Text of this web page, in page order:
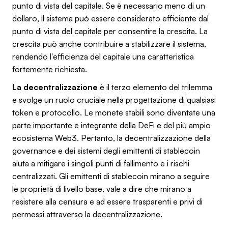
punto di vista del capitale. Se è necessario meno di un
dollaro, il sistema può essere considerato efficiente dal
punto di vista del capitale per consentire la crescita. La
crescita può anche contribuire a stabilizzare il sistema,
rendendo l'efficienza del capitale una caratteristica
fortemente richiesta.
La decentralizzazione è il terzo elemento del trilemma
e svolge un ruolo cruciale nella progettazione di qualsiasi
token e protocollo. Le monete stabili sono diventate una
parte importante e integrante della DeFi e del più ampio
ecosistema Web3. Pertanto, la decentralizzazione della
governance e dei sistemi degli emittenti di stablecoin
aiuta a mitigare i singoli punti di fallimento e i rischi
centralizzati. Gli emittenti di stablecoin mirano a seguire
le proprietà di livello base, vale a dire che mirano a
resistere alla censura e ad essere trasparenti e privi di
permessi attraverso la decentralizzazione.